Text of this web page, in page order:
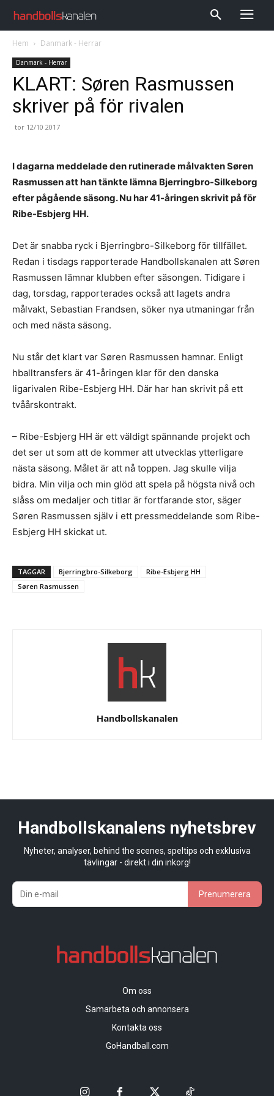
Hem Danmark - Herrar
Danmark - Herrar
KLART: Søren Rasmussen
skriver på för rivalen
tor 12/10 2017
I dagarna meddelade den rutinerade målvakten Søren
Rasmussen att han tänkte lämna Bjerringbro-Silkeborg
efter pågående säsong. Nu har 41-åringen skrivit på för
Ribe-Esbjerg HH.
Det är snabba ryck i Bjerringbro-Silkeborg för tillfället.
Redan i tisdags rapporterade Handbollskanalen att Søren
Rasmussen lämnar klubben efter säsongen. Tidigare i
dag, torsdag, rapporterades också att lagets andra
målvakt, Sebastian Frandsen, söker nya utmaningar från
och med nästa säsong.
Nu står det klart var Søren Rasmussen hamnar. Enligt
hballtransfers är 41-åringen klar för den danska
ligarivalen Ribe-Esbjerg HH. Där har han skrivit på ett
tvåårskontrakt.
– Ribe-Esbjerg HH är ett väldigt spännande projekt och
det ser ut som att de kommer att utvecklas ytterligare
nästa säsong. Målet är att nå toppen. Jag skulle vilja
bidra. Min vilja och min glöd att spela på högsta nivå och
slåss om medaljer och titlar är fortfarande stor, säger
Søren Rasmussen själv i ett pressmeddelande som Ribe-
Esbjerg HH skickat ut.
TAGGAR Bjerringbro-Silkeborg
Ribe-Esbjerg HH
Søren Rasmussen
Handbollskanalen
Handbollskanalens nyhetsbrev
Nyheter, analyser, behind the scenes, speltips och exklusiva
tävlingar - direkt i din inkorg!
Prenumerera
Om oss
Samarbeta och annonsera
Kontakta oss
GoHandball.com